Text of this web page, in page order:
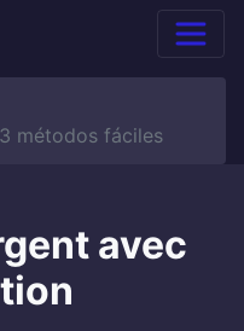
métodos fáciles
avec